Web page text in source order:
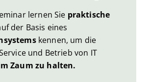
lernen Sie praktische
der Basis eines
kennen, um die
und Betrieb von IT
Zaum zu halten.